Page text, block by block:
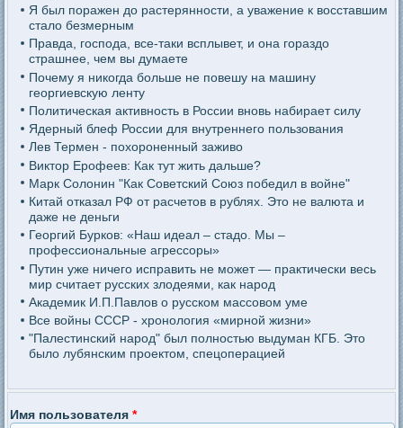
Я был поражен до растерянности, а уважение к восставшим
стало безмерным
Правда, господа, все-таки всплывет, и она гораздо
страшнее, чем вы думаете
Почему я никогда больше не повешу на машину
георгиевскую ленту
Политическая активность в России вновь набирает силу
Ядерный блеф России для внутреннего пользования
Лев Термен - похороненный заживо
Виктор Ерофеев: Как тут жить дальше?
Марк Солонин "Как Советский Союз победил в войне"
Китай отказал РФ от расчетов в рублях. Это не валюта и
даже не деньги
Георгий Бурков: «Наш идеал – стадо. Мы –
профессиональные агрессоры»
Путин уже ничего исправить не может — практически весь
мир считает русских злодеями, как народ
Академик И.П.Павлов о русском массовом уме
Все войны СССР - хронология «мирной жизни»
"Палестинский народ" был полностью выдуман КГБ. Это
было лубянским проектом, спецоперацией
Имя пользователя*